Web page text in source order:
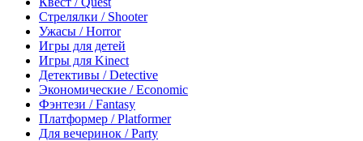
Стрелялки / Shooter
Ужасы / Horror
Игры для детей
Игры для Kinect
Детективы / Detective
Экономические / Economic
Фэнтези / Fantasy
Платформер / Platformer
Для вечеринок / Party